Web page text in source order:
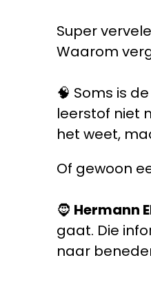
Super
Waarom
🧠 Soms is de
leerstof niet
het weet,
Of gewoon
🧔 Hermann
gaat. Die
naar